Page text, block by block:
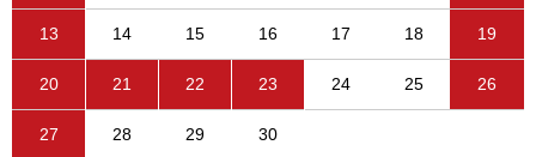
13 14 15 16 17 18 19
20 21 22 23 24 25 26
27 28 29 30